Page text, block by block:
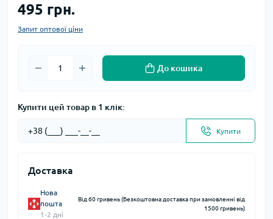
495 грн.
Запит оптової ціни
До кошика
Купити цей товар в 1 клік:
Купити
Доставка
Нова
пошта
1-2 дні
Від 60 гривень (Безкоштовна доставка при замовленні від
1500 гривень)